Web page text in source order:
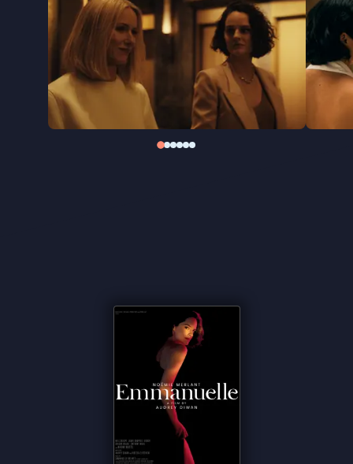
softpornoklassieker uit 1976. Met een hedendaagse
female gaze herinterpreteert ze het
hoofdpersonage, waarbij ze de thematiek van
seksualiteit, intimiteit en vrijheid een eigentijdse
invulling geeft. Hoofdrolspeler Noémie Merlant
werd bekend door haar rol inPortrait de la jeune
(2019). Daarna speelde ze onder meer in